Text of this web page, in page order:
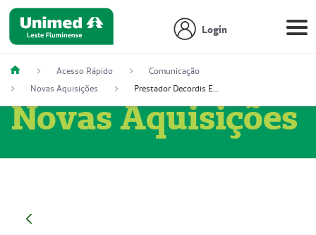
Login
Acesso Rápido
Comunicação
Novas Aquisições
Prestador Decordis Exames Cardiológicos LTDA (51004347-4)
Novas Aquisições